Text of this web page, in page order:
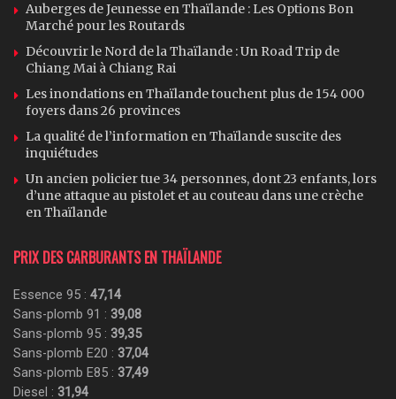
Auberges de Jeunesse en Thaïlande : Les Options Bon
Marché pour les Routards
Découvrir le Nord de la Thaïlande : Un Road Trip de
Chiang Mai à Chiang Rai
Les inondations en Thaïlande touchent plus de 154 000
foyers dans 26 provinces
La qualité de l’information en Thaïlande suscite des
inquiétudes
Un ancien policier tue 34 personnes, dont 23 enfants, lors
d’une attaque au pistolet et au couteau dans une crèche
en Thaïlande
PRIX DES CARBURANTS EN THAÏLANDE
Essence 95 : 47,14
Sans-plomb 91 : 39,08
Sans-plomb 95 : 39,35
Sans-plomb E20 : 37,04
Sans-plomb E85 : 37,49
Diesel : 31,94